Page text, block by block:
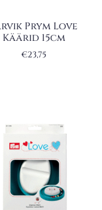
Prym Love
Käärid 15cm
€23,75